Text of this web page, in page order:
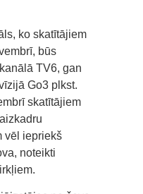
ko skatītājiem
būs
TV6, gan
Go3 plkst.
skatītājiem
vēl iepriekš
noteikti